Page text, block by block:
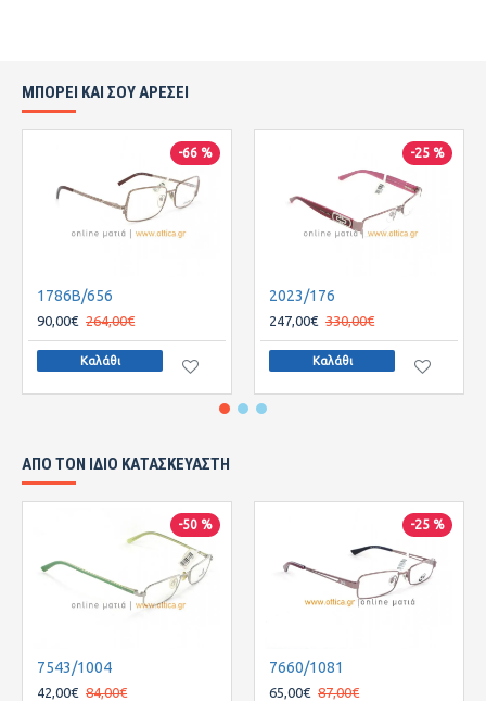
ΜΠΟΡΕΙ ΚΑΙ ΣΟΥ ΑΡΕΣΕΙ
-66 %
1786B/656
90,00€ 264,00€
Καλάθι
-25 %
2023/176
247,00€ 330,00€
Καλάθι
ΑΠΌ ΤΟΝ ΊΔΙΟ ΚΑΤΑΣΚΕΥΑΣΤΉ
-50 %
7543/1004
42,00€ 84,00€
-25 %
7660/1081
65,00€ 87,00€